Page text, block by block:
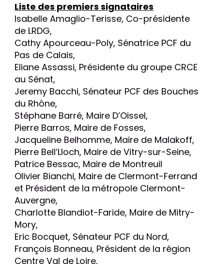
Liste des premiers signataires
Isabelle Amaglio-Terisse, Co-présidente
de LRDG,
Cathy Apourceau-Poly, Sénatrice PCF du
Pas de Calais,
Eliane Assassi, Présidente du groupe CRCE
au Sénat,
Jeremy Bacchi, Sénateur PCF des Bouches
du Rhône,
Stéphane Barré, Maire D’Oissel,
Pierre Barros, Maire de Fosses,
Jacqueline Belhomme, Maire de Malakoff,
Pierre Bell’Lloch, Maire de Vitry-sur-Seine,
Patrice Bessac, Maire de Montreuil
Olivier Bianchi, Maire de Clermont-Ferrand
et Président de la métropole Clermont-
Auvergne,
Charlotte Blandiot-Faride, Maire de Mitry-
Mory,
Eric Bocquet, Sénateur PCF du Nord,
François Bonneau, Président de la région
Centre Val de Loire,